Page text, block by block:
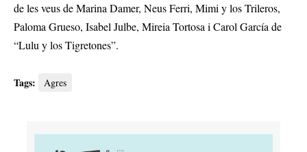
de les veus de Marina Damer, Neus Ferri, Mimi y los Trileros,
Paloma Grueso, Isabel Julbe, Mireia Tortosa i Carol García de
“Lulu y los Tigretones”.
Tags: Agres